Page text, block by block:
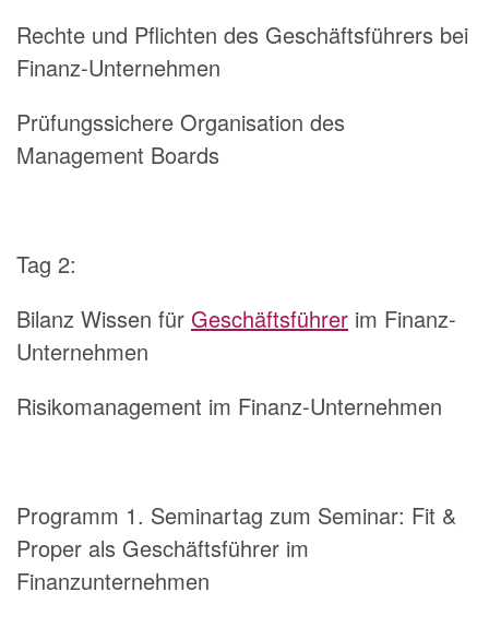
Rechte und Pflichten des Geschäftsführers bei
Finanz-Unternehmen
Prüfungssichere Organisation des
Management Boards
Tag 2:
Bilanz Wissen für Geschäftsführer im Finanz-
Unternehmen
Risikomanagement im Finanz-Unternehmen
Programm 1. Seminartag zum Seminar: Fit &
Proper als Geschäftsführer im
Finanzunternehmen